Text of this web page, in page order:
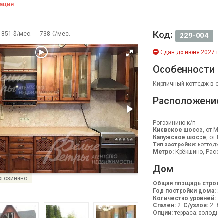
851 $/мес. 738 €/мес. Код: 229-004
Сдан до июня 2027
Особенности
Кирпичный коттедж в
Рогозинино к/п
Киевское шоссе, от
Калужское шоссе,
Тип застройки:
Метро:Крёкшино,
Дом
Общая площадь
Год постройки дома:
Количество уровней:
Спален:2. С/узлов:2.
Опции:терраса;